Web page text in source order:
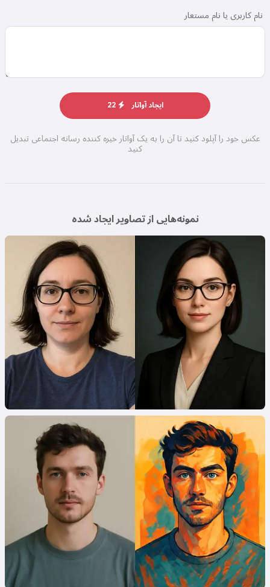
نام کاربری یا نام مستعار
ایجاد آواتار 22
عکس خود را آپلود کنید تا آن را به یک آواتار خیره کننده رسانه اجتماعی تبدیل
کنید
نمونه‌هایی از تصاویر ایجاد شده